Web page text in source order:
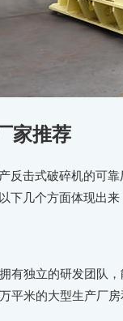
家推荐
反击式破碎机的可
下几个方面体现出来
有独立的研发团队
平米的大型生产厂